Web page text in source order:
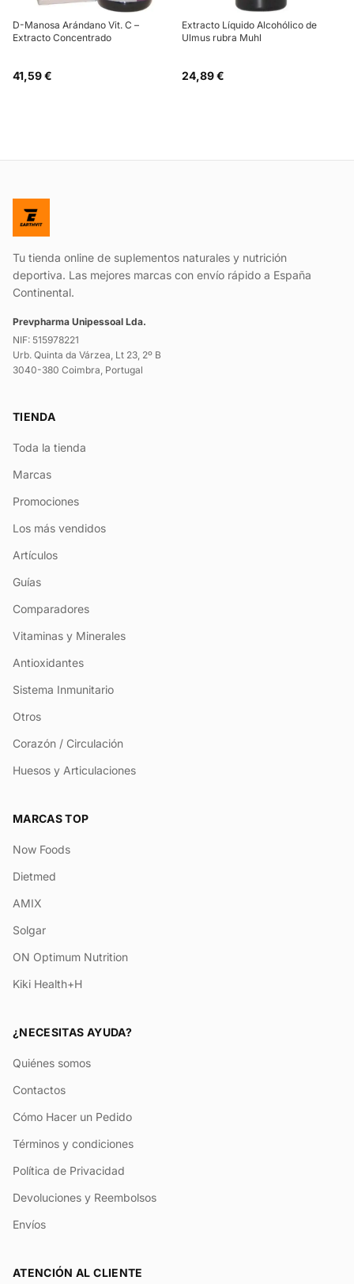
D-Manosa Arándano Vit. C –
Extracto Concentrado
41,59 €
Extracto Líquido Alcohólico de
Ulmus rubra Muhl
24,89 €
Tu tienda online de suplementos naturales y nutrición
deportiva. Las mejores marcas con envío rápido a España
Continental.
Prevpharma Unipessoal Lda.
NIF: 515978221
Urb. Quinta da Várzea, Lt 23, 2º B
3040-380 Coimbra, Portugal
TIENDA
Toda la tienda
Marcas
Promociones
Los más vendidos
Artículos
Guías
Comparadores
Vitaminas y Minerales
Antioxidantes
Sistema Inmunitario
Otros
Corazón / Circulación
Huesos y Articulaciones
MARCAS TOP
Now Foods
Dietmed
AMIX
Solgar
ON Optimum Nutrition
Kiki Health+H
¿NECESITAS AYUDA?
Quiénes somos
Contactos
Cómo Hacer un Pedido
Términos y condiciones
Política de Privacidad
Devoluciones y Reembolsos
Envíos
ATENCIÓN AL CLIENTE